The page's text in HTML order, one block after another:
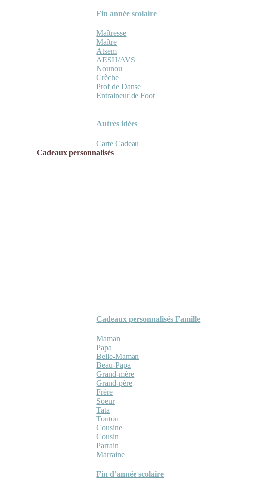
Fin année scolaire
Maîtresse
Maître
Atsem
AESH/AVS
Nounou
Crèche
Prof de Danse
Entraineur de Foot
Autres idées
Carte Cadeau
Cadeaux personnalisés
Cadeaux personnalisés Famille
Maman
Papa
Belle-Maman
Beau-Papa
Grand-mère
Grand-père
Frère
Soeur
Tata
Tonton
Cousine
Cousin
Parrain
Marraine
Fin d’année scolaire